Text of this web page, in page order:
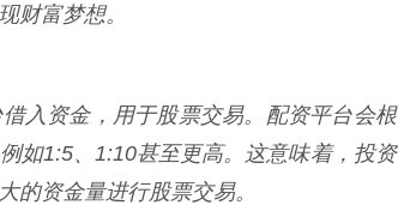
富梦想。
入资金，用于股票交易。配资平台会根
如1:5、1:10甚至更高。这意味着，投资
的资金量进行股票交易。